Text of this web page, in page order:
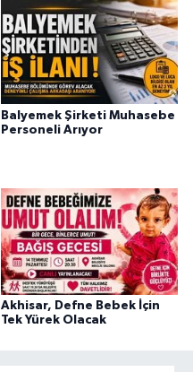
Balyemek Şirketi Muhasebe
Personeli Arıyor
Akhisar, Defne Bebek İçin
Tek Yürek Olacak